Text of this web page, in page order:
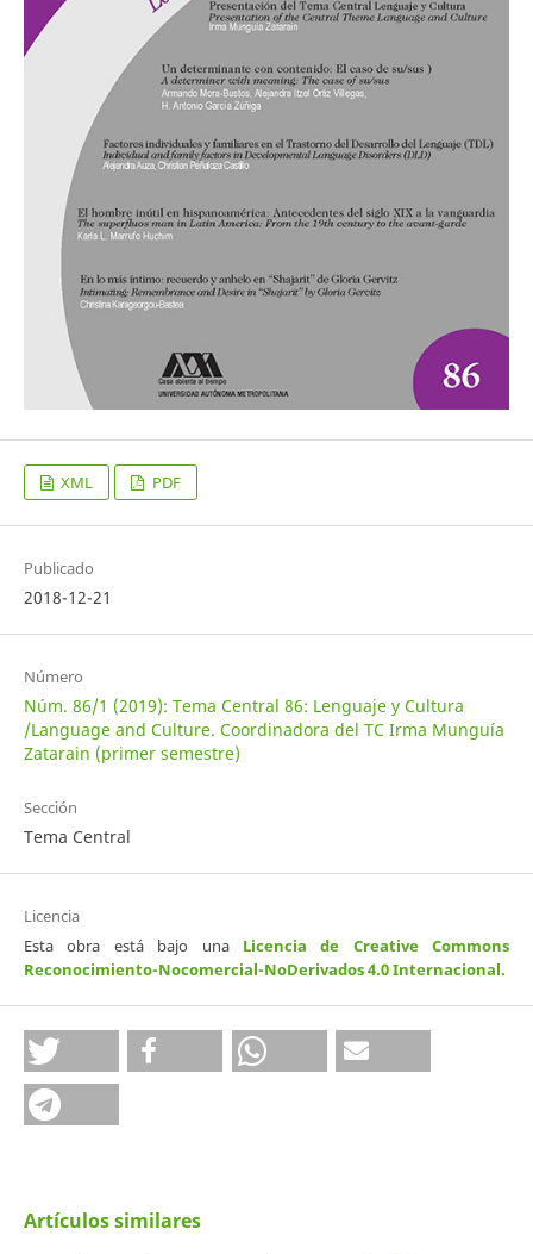
XML PDF
Publicado
2018-12-21
Número
Núm. 86/1 (2019): Tema Central 86: Lenguaje y Cultura
/Language and Culture. Coordinadora del TC Irma Munguía
Zatarain (primer semestre)
Sección
Tema Central
Licencia
Esta obra está bajo una Licencia de Creative Commons
Reconocimiento-Nocomercial-NoDerivados 4.0 Internacional.
Artículos similares